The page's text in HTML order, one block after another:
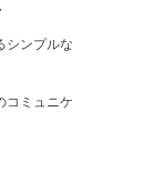
シンプルな
コミュニケ